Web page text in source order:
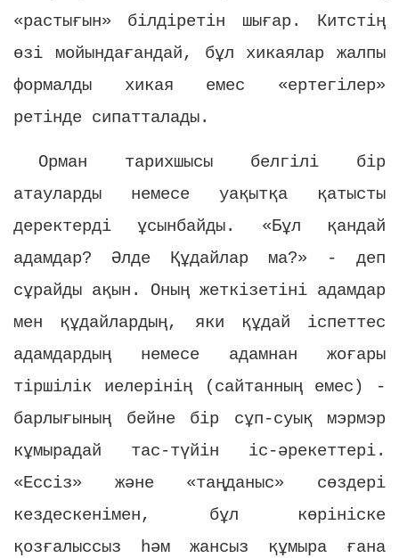
«растығын» білдіретін шығар. Китстің
өзі мойындағандай, бұл хикаялар жалпы
формалды хикая емес «ертегілер»
ретінде сипатталады.
Орман тарихшысы белгілі бір
атауларды немесе уақытқа қатысты
деректерді ұсынбайды. «Бұл қандай
адамдар? Әлде Құдайлар ма?» - деп
сұрайды ақын. Оның жеткізетіні адамдар
мен құдайлардың, яки құдай іспеттес
адамдардың немесе адамнан жоғары
тіршілік иелерінің (сайтанның емес) -
барлығының бейне бір сұп-суық мэрмэр
кұмырадай тас-түйін іс-әрекеттері.
«Ессіз» және «таңданыс» сөздері
кездескенімен, бұл көрініске
қозғалыссыз һәм жансыз құмыра ғана